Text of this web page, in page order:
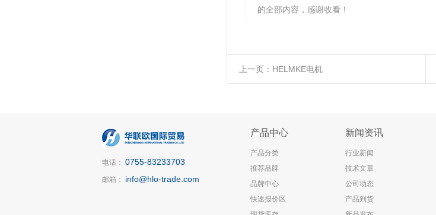
的全部内容，感谢收看！
上一页： HELMKE电机
电话： 0755-83233703
邮箱： info@hlo-trade.com
产品中心
产品分类
推荐品牌
品牌中心
快速报价区
新闻资讯
行业新闻
技术文章
公司动态
产品到货